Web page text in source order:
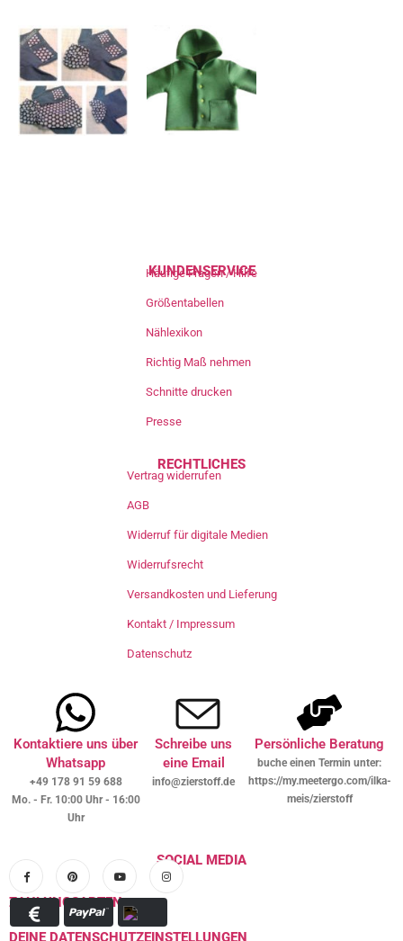
KUNDENSERVICE
Häufige Fragen / Hilfe
Größentabellen
Nählexikon
Richtig Maß nehmen
Schnitte drucken
Presse
RECHTLICHES
Vertrag widerrufen
AGB
Widerruf für digitale Medien
Widerrufsrecht
Versandkosten und Lieferung
Kontakt / Impressum
Datenschutz
Kontaktiere uns über
Whatsapp
+49 178 91 59 688
Mo. - Fr. 10:00 Uhr - 16:00
Uhr
Schreibe uns
eine Email
info@zierstoff.de
Persönliche Beratung
buche einen Termin unter:
https://my.meetergo.com/ilka-
meis/zierstoff
SOCIAL MEDIA
ZAHLUNGSARTEN
DEINE DATENSCHUTZEINSTELLUNGEN